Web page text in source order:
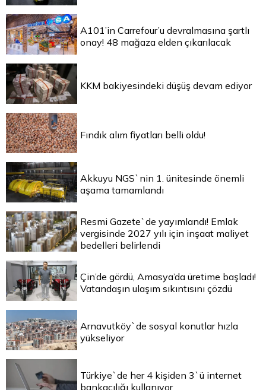
A101’in Carrefour’u devralmasına şartlı
onay! 48 mağaza elden çıkarılacak
KKM bakiyesindeki düşüş devam ediyor
Fındık alım fiyatları belli oldu!
Akkuyu NGS`nin 1. ünitesinde önemli
aşama tamamlandı
Resmi Gazete`de yayımlandı! Emlak
vergisinde 2027 yılı için inşaat maliyet
bedelleri belirlendi
Çin’de gördü, Amasya’da üretime başladı!
Vatandaşın ulaşım sıkıntısını çözdü
Arnavutköy`de sosyal konutlar hızla
yükseliyor
Türkiye`de her 4 kişiden 3`ü internet
bankacılığı kullanıyor